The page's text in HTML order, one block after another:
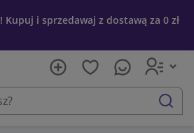
Kupuj i sprzedawaj z dostawą za 0 zł
szukaj